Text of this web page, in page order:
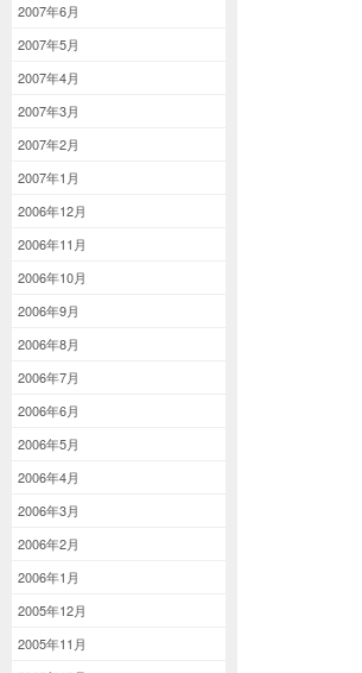
2007年6月
2007年5月
2007年4月
2007年3月
2007年2月
2007年1月
2006年12月
2006年11月
2006年10月
2006年9月
2006年8月
2006年7月
2006年6月
2006年5月
2006年4月
2006年3月
2006年2月
2006年1月
2005年12月
2005年11月